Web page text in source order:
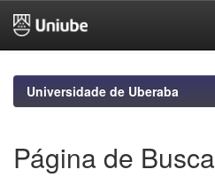
navigationUniversidade de Uberaba
Página de Busca